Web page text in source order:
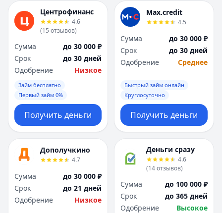
Я
Вся Россия
Я
Вся Россия
Центрофинанс
4.6
(15 отзывов)
Сумма
до 30 000 ₽
Срок
до 30 дней
Одобрение
Низкое
Займ бесплатно
Первый займ 0%
Получить деньги
Max.credit
4.5
Сумма
до 30 000 ₽
Срок
до 30 дней
Одобрение
Среднее
Быстрый займ онлайн
Круглосуточно
Получить деньги
Дополучкино
4.7
Сумма
до 30 000 ₽
Срок
до 21 дней
Одобрение
Низкое
Деньги сразу
4.6
(14отзывов)
Сумма
до 100 000 ₽
Срок
до 365 дней
Одобрение
Высокое